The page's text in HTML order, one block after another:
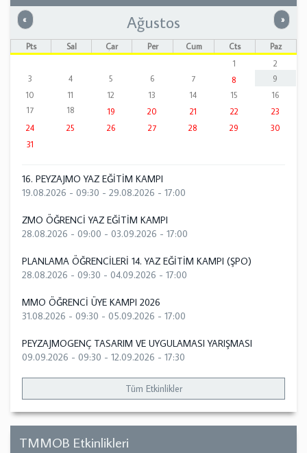
« Önceki »
Ağustos
Pts Sal Çar Per Cum Cts
Paz
1
2
3
4 5 6 7 8
9
10
11 12 13 14 15
16
17
18 19 20 21 22
23
24
25 26 27 28 29
30
31
16. PEYZAJMO YAZ EĞİTİM KAMPI
19.08.2026 - 09:30 - 29.08.2026 - 17:00
ZMO ÖĞRENCİ YAZ EĞİTİM KAMPI
28.08.2026 - 09:00 - 03.09.2026 - 17:00
PLANLAMA ÖĞRENCİLERİ 14. YAZ EĞİTİM KAMPI (ŞPO)
28.08.2026 - 09:30 - 04.09.2026 - 17:00
MMO ÖĞRENCİ ÜYE KAMPI 2026
31.08.2026 - 09:30 - 05.09.2026 - 17:00
PEYZAJMOGENÇ TASARIM VE UYGULAMASI YARIŞMASI
09.09.2026 - 09:30 - 12.09.2026 - 17:30
Tüm Etkinlikler
TMMOB Etkinlikleri